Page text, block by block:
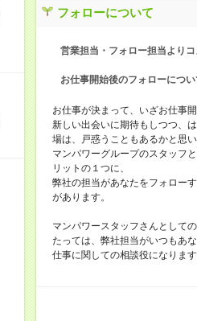
フォローについて
営業担当・フォロー担当よりコ
お仕事開始後のフォローについ
お仕事が決まって、いざお仕事開
新しい出会いに期待もしつつ、
場は、戸惑うこともあるかと思い
マンパワーグループのスタッフ
リットの１つに、
弊社の担当があなたをフォロー
があります。
マンパワースタッフさんとして
たっては、弊社担当がいつもあな
仕事に関しての相談役になります